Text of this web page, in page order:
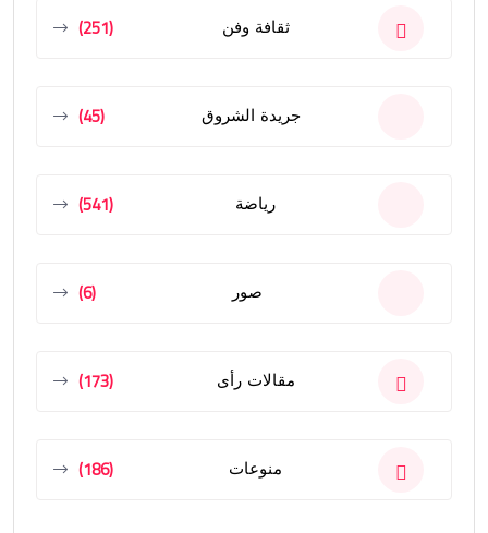
ثقافة وفن (251)
جريدة الشروق (45)
رياضة (541)
صور (6)
مقالات رأى (173)
منوعات (186)